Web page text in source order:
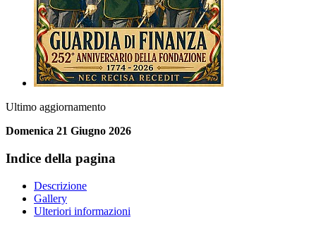
Ultimo aggiornamento
Domenica 21 Giugno 2026
Indice della pagina
Descrizione
Gallery
Ulteriori informazioni